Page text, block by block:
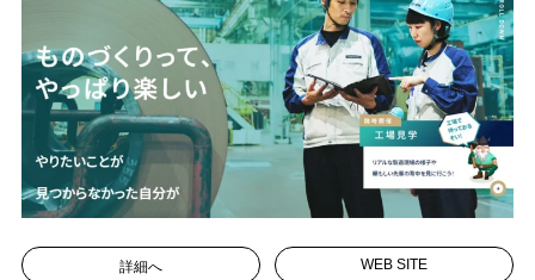
詳細へ WEB SITE